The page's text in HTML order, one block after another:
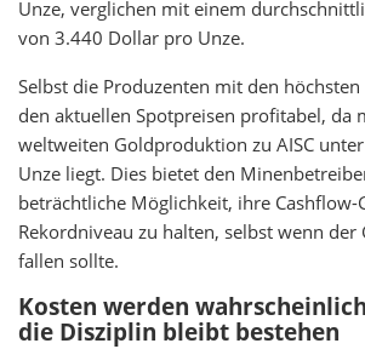
Unze, verglichen mit einem
von 3.440 Dollar pro Unze.
Selbst die Produzenten mit den
den aktuellen Spotpreisen profitabel, da
weltweiten Goldproduktion zu AISC
Unze liegt. Dies bietet den
beträchtliche Möglichkeit, ihre Cashflow-
Rekordniveau zu halten, selbst wenn der
fallen sollte.
Kosten werden
die Disziplin bleibt bestehen